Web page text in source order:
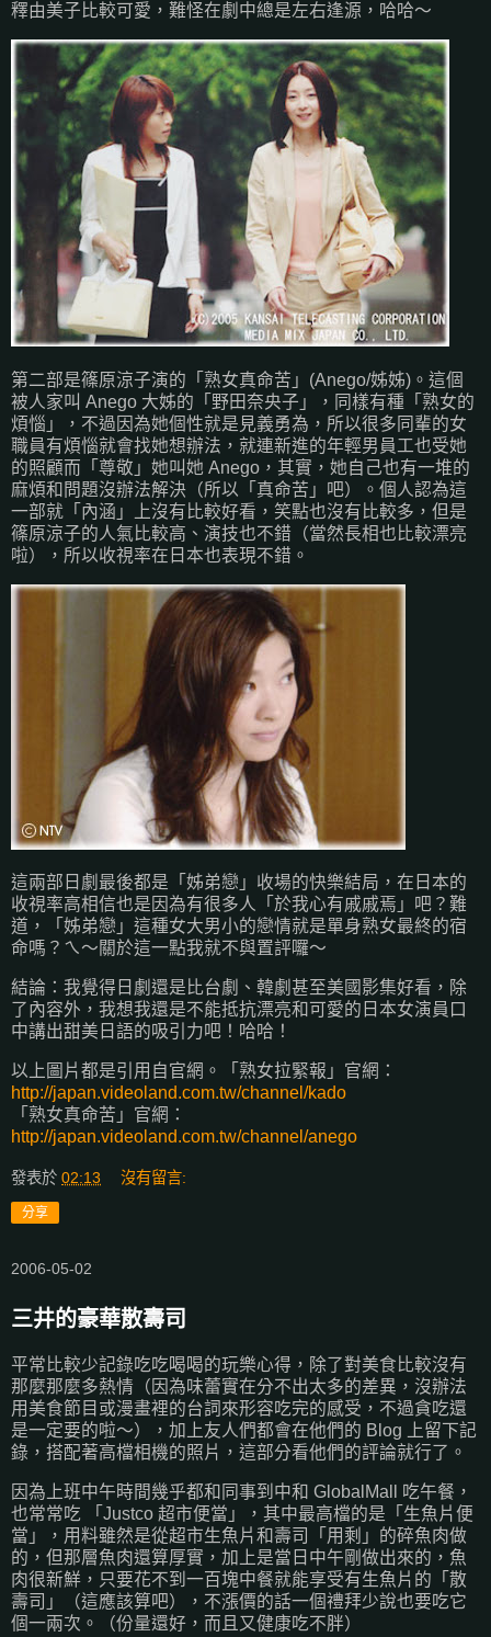
釋由美子比較可愛，難怪在劇中總是左右逢源，哈哈～
第二部是篠原涼子演的「熟女真命苦」(Anego/姊姊)。這個
被人家叫 Anego 大姊的「野田奈央子」，同樣有種「熟女的
煩惱」，不過因為她個性就是見義勇為，所以很多同輩的女
職員有煩惱就會找她想辦法，就連新進的年輕男員工也受她
的照顧而「尊敬」她叫她 Anego，其實，她自己也有一堆的
麻煩和問題沒辦法解決（所以「真命苦」吧）。個人認為這
一部就「內涵」上沒有比較好看，笑點也沒有比較多，但是
篠原涼子的人氣比較高、演技也不錯（當然長相也比較漂亮
啦），所以收視率在日本也表現不錯。
這兩部日劇最後都是「姊弟戀」收場的快樂結局，在日本的
收視率高相信也是因為有很多人「於我心有戚戚焉」吧？難
道，「姊弟戀」這種女大男小的戀情就是單身熟女最終的宿
命嗎？ㄟ～關於這一點我就不與置評囉～
結論：我覺得日劇還是比台劇、韓劇甚至美國影集好看，除
了內容外，我想我還是不能抵抗漂亮和可愛的日本女演員口
中講出甜美日語的吸引力吧！哈哈！
以上圖片都是引用自官網。「熟女拉緊報」官網：
http://japan.videoland.com.tw/channel/kado
「熟女真命苦」官網：
http://japan.videoland.com.tw/channel/anego
發表於 02:13 沒有留言:
分享
2006-05-02
三井的豪華散壽司
平常比較少記錄吃吃喝喝的玩樂心得，除了對美食比較沒有
那麼那麼多熱情（因為味蕾實在分不出太多的差異，沒辦法
用美食節目或漫畫裡的台詞來形容吃完的感受，不過貪吃還
是一定要的啦～），加上友人們都會在他們的 Blog 上留下記
錄，搭配著高檔相機的照片，這部分看他們的評論就行了。
因為上班中午時間幾乎都和同事到中和 GlobalMall 吃午餐，
也常常吃 「Justco 超市便當」，其中最高檔的是「生魚片便
當」，用料雖然是從超市生魚片和壽司「用剩」的碎魚肉做
的，但那層魚肉還算厚實，加上是當日中午剛做出來的，魚
肉很新鮮，只要花不到一百塊中餐就能享受有生魚片的「散
壽司」（這應該算吧），不漲價的話一個禮拜少說也要吃它
個一兩次。（份量還好，而且又健康吃不胖）